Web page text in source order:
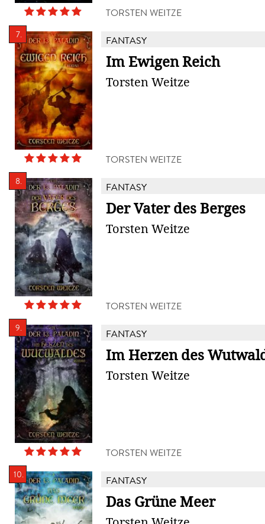
TORSTEN WEITZE
7. FANTASY
Im Ewigen Reich
Torsten Weitze
TORSTEN WEITZE
8. FANTASY
Der Vater des Berges
Torsten Weitze
TORSTEN WEITZE
9. FANTASY
Im Herzen des
Torsten Weitze
TORSTEN WEITZE
10. FANTASY
Das Grüne Meer